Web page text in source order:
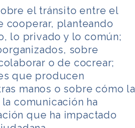
el tránsito entre el
cooperar, planteando
lo privado y lo común;
sobre
o de cocrear;
que producen
manos o sobre cómo la
comunicación ha
que ha impactado